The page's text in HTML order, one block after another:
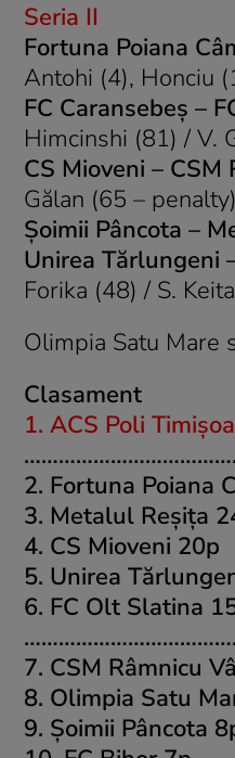
Seria II
Fortuna Poiana
Antohi (4), Honciu
FC Caransebeş –
Himcinshi (81) / V.
CS Mioveni –
Gălan (65 –
Şoimii Pâncota –
Unirea Tărlungeni
Forika (48) / S.
Olimpia Satu Mare
Clasament
1. ACS Poli
2. Fortuna Poiana
3. Metalul Reşiţa
4. CS Mioveni 20p
5. Unirea
6. FC Olt Slatina
7. CSM Râmnicu
8. Olimpia Satu
9. Şoimii Pâncota